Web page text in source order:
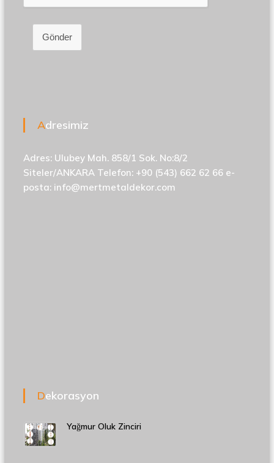
Gönder
Adresimiz
Adres: Ulubey Mah. 858/1 Sok. No:8/2
Siteler/ANKARA Telefon: +90 (543) 662 62 66 e-
posta: info@mertmetaldekor.com
Dekorasyon
Yağmur Oluk Zinciri